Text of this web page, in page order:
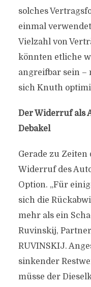
solches
einmal
Vielzahl von
könnten etliche
angreifbar sein –
sich Knuth
Der Widerruf als
Debakel
Gerade zu Zeiten
Widerruf des
Option. „Für
sich die
mehr als ein
Ruvinskij, Partner
RUVINSKIJ.
sinkender
müsse der